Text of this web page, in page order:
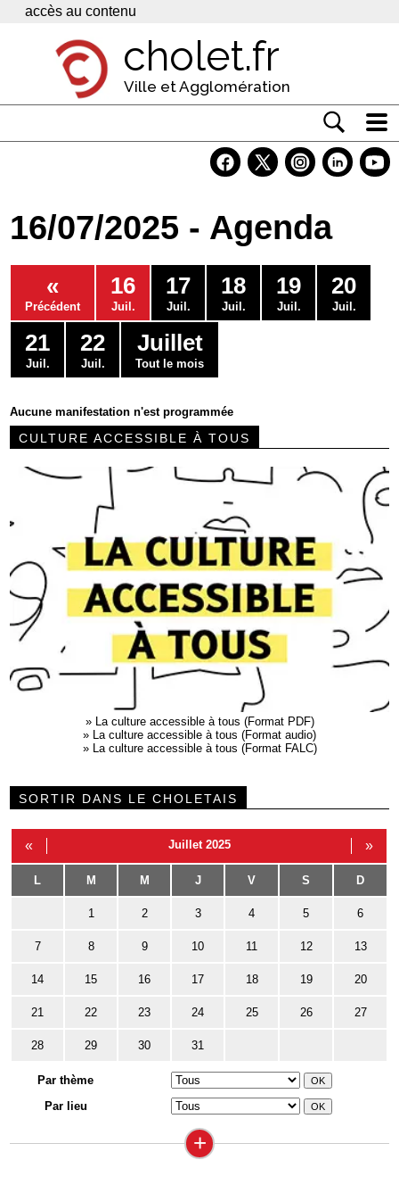
Panneau de gestion des cookies
accès au contenu
cholet.fr
Ville et Agglomération
Economie
Services
Contacts
16/07/2025 - Agenda
«
Précédent
16
Juil.
17
Juil.
18
Juil.
19
Juil.
20
Juil.
21
Juil.
22
Juil.
Juillet
Tout le mois
Aucune manifestation n'est programmée
CULTURE ACCESSIBLE À TOUS
»
La culture accessible à tous (Format PDF)
»
La culture accessible à tous (Format audio)
»
La culture accessible à tous (Format FALC)
SORTIR DANS LE CHOLETAIS
« Juillet 2025 »
L M M J V S D
1 2 3 4 5 6
7 8 9 10 11 12 13
14 15 16 17 18 19 20
21 22 23 24 25 26 27
28 29 30 31
Par thème
Par lieu
+